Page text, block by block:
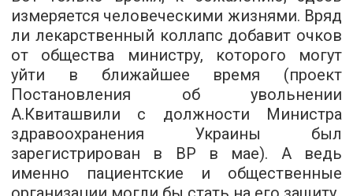
измеряется человеческими жизнями. Вряд
ли лекарственный коллапс добавит очков
от общества министру, которого могут
уйти в ближайшее время (проект
Постановления об увольнении
А.Квиташвили с должности Министра
здравоохранения Украины был
зарегистрирован в ВР в мае). А ведь
именно пациентские и общественные